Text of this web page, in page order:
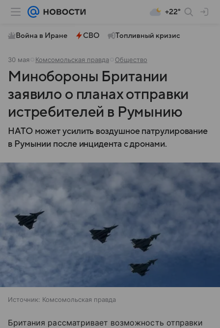
+22°
Война в Иране СВО Топливный кризис
30 мая Комсомольская правда Общество
Минобороны Британии
заявило о планах отправки
истребителей в Румынию
НАТО может усилить воздушное патрулирование
в Румынии после инцидента с дронами.
Источник: Комсомольская правда
Британия рассматривает возможность отправки